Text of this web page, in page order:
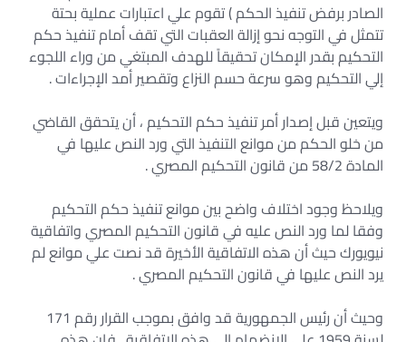
الصادر برفض تنفيذ الحكم ) تقوم علي اعتبارات عملية بحتة
تتمثل في التوجه نحو إزالة العقبات التي تقف أمام تنفيذ حكم
التحكيم بقدر الإمكان تحقيقاً للهدف المبتغي من وراء اللجوء
إلي التحكيم وهو سرعة حسم النزاع وتقصير أمد الإجراءات .
ويتعين قبل إصدار أمر تنفيذ حكم التحكيم ، أن يتحقق القاضي
من خلو الحكم من موانع التنفيذ التي ورد النص عليها في
المادة 58/2 من قانون التحكيم المصري .
ويلاحظ وجود اختلاف واضح بين موانع تنفيذ حكم التحكيم
وفقا لما ورد النص عليه في قانون التحكيم المصري واتفاقية
نيويورك حيث أن هذه الاتفاقية الأخيرة قد نصت علي موانع لم
يرد النص عليها في قانون التحكيم المصري .
وحيث أن رئيس الجمهورية قد وافق بموجب القرار رقم 171